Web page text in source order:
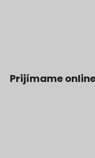
Prijímame